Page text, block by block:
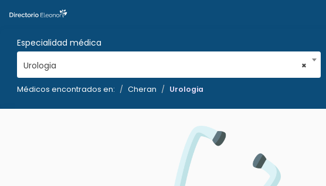
Especialidad médica
×
Urologia
Médicos encontrados en: Cheran Urologia